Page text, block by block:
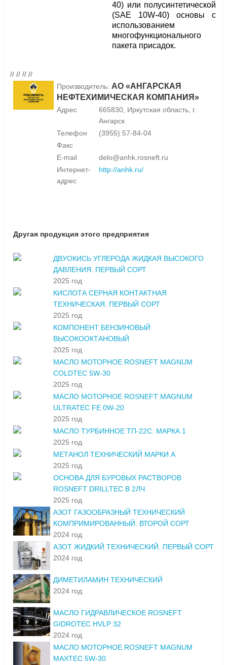
40) или полусинтетической
(SAE 10W-40) основы с
использованием
многофункционального
пакета присадок.
// // // //
Производитель: АО «АНГАРСКАЯ
НЕФТЕХИМИЧЕСКАЯ КОМПАНИЯ»
Адрес
665830, Иркутская область, г.
Ангарск
Телефон
(3955) 57-84-04
Факс
E-mail
delo@anhk.rosneft.ru
Интернет-
адрес
http://anhk.ru/
Другая продукция этого предприятия
ДВУОКИСЬ УГЛЕРОДА ЖИДКАЯ ВЫСОКОГО
ДАВЛЕНИЯ. ПЕРВЫЙ СОРТ
2025 год
КИСЛОТА СЕРНАЯ КОНТАКТНАЯ
ТЕХНИЧЕСКАЯ. ПЕРВЫЙ СОРТ
2025 год
КОМПОНЕНТ БЕНЗИНОВЫЙ
ВЫСОКООКТАНОВЫЙ
2025 год
МАСЛО МОТОРНОЕ ROSNEFT MAGNUM
COLDTEC 5W-30
2025 год
МАСЛО МОТОРНОЕ ROSNEFT MAGNUM
ULTRATEC FE 0W-20
2025 год
МАСЛО ТУРБИННОЕ ТП-22С. МАРКА 1
2025 год
МЕТАНОЛ ТЕХНИЧЕСКИЙ МАРКИ А
2025 год
ОСНОВА ДЛЯ БУРОВЫХ РАСТВОРОВ
ROSNEFT DRILLTEC В 2ЛЧ
2025 год
АЗОТ ГАЗООБРАЗНЫЙ ТЕХНИЧЕСКИЙ
КОМПРИМИРОВАННЫЙ. ВТОРОЙ СОРТ
2024 год
АЗОТ ЖИДКИЙ ТЕХНИЧЕСКИЙ. ПЕРВЫЙ СОРТ
2024 год
ДИМЕТИЛАМИН ТЕХНИЧЕСКИЙ
2024 год
МАСЛО ГИДРАВЛИЧЕСКОЕ ROSNEFT
GIDROTEC HVLP 32
2024 год
МАСЛО МОТОРНОЕ ROSNEFT MAGNUM
MAXTEC 5W-30